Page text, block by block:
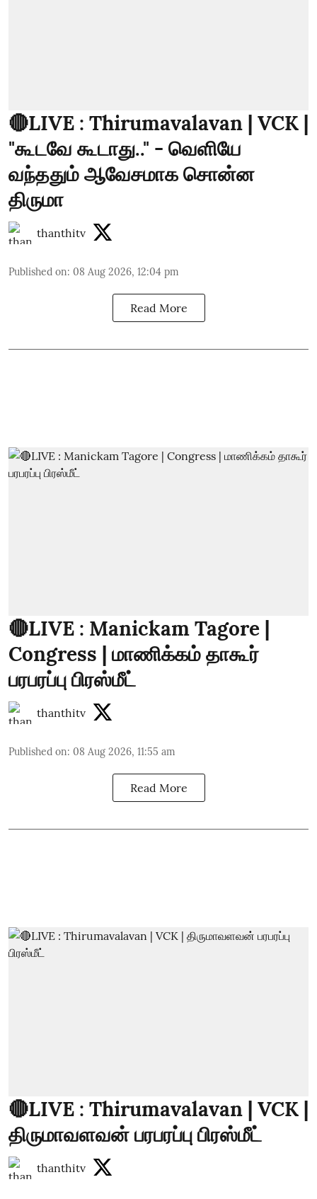
🔴LIVE : Thirumavalavan | VCK |
"கூடவே கூடாது.." - வெளியே
வந்ததும் ஆவேசமாக சொன்ன
திருமா
thanthitv
Published on: 08 Aug 2026, 12:04 pm
Read More
🔴LIVE : Manickam Tagore |
Congress | மாணிக்கம் தாகூர்
பரபரப்பு பிரஸ்மீட்
thanthitv
Published on: 08 Aug 2026, 11:55 am
Read More
🔴LIVE : Thirumavalavan | VCK |
திருமாவளவன் பரபரப்பு பிரஸ்மீட்
thanthitv